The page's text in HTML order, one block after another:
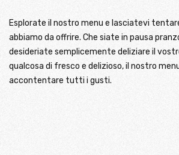
Esplorate il nostro menu e lasciatevi
abbiamo da offrire. Che siate in pausa
desideriate semplicemente deliziare il
qualcosa di fresco e delizioso, il nostro
accontentare tutti i gusti.